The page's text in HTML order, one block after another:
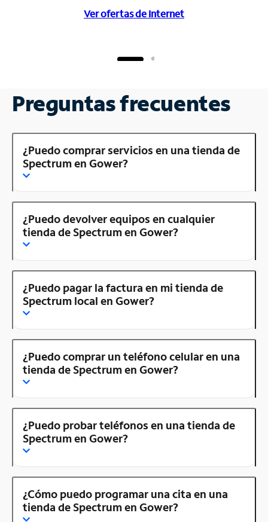
Ver ofertas de Internet
Preguntas frecuentes
¿Puedo comprar servicios en una tienda de
Spectrum en Gower?
¿Puedo devolver equipos en cualquier
tienda de Spectrum en Gower?
¿Puedo pagar la factura en mi tienda de
Spectrum local en Gower?
¿Puedo comprar un teléfono celular en una
tienda de Spectrum en Gower?
¿Puedo probar teléfonos en una tienda de
Spectrum en Gower?
¿Cómo puedo programar una cita en una
tienda de Spectrum en Gower?